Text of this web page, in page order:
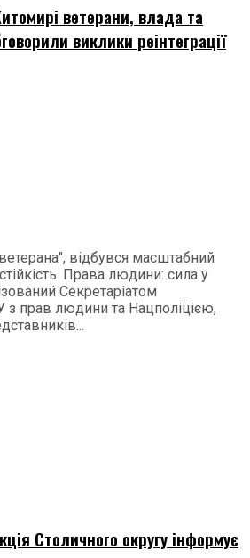
ветерани, влада та
виклики реінтеграції
відбувся масштабний
Права людини: сила у
Секретаріатом
прав людини та Нацполіцією,
Столичного округу інформує